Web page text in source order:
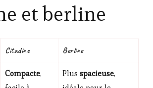
et berline
Citadine Berline
Compacte,
Plus spacieuse,